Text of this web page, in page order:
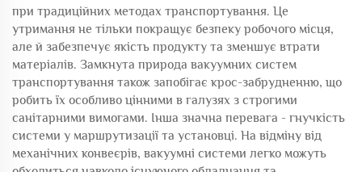
при традиційних методах транспортування. Це
утримання не тільки покращує безпеку робочого місця,
але й забезпечує якість продукту та зменшує втрати
матеріалів. Замкнута природа вакуумних систем
транспортування також запобігає крос-забрудненню, що
робить їх особливо цінними в галузях з строгими
санітарними вимогами. Інша значна перевага - гнучкість
системи у маршрутизації та установці. На відміну від
механічних конвеєрів, вакуумні системи легко можуть